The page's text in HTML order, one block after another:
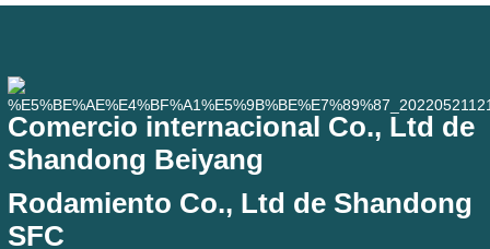
Comercio internacional Co., Ltd de
Shandong Beiyang
Rodamiento Co., Ltd de Shandong
SFC